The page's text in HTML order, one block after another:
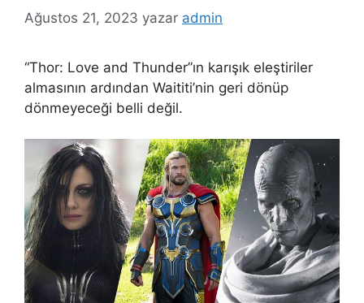
Ağustos 21, 2023 yazar admin
“Thor: Love and Thunder”ın karışık eleştiriler
almasının ardından Waititi’nin geri dönüp
dönmeyeceği belli değil.